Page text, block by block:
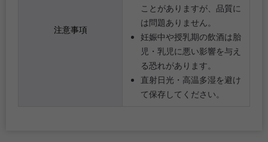
注意事項
ことがありますが、品質に
は問題ありません。
妊娠中や授乳期の飲酒は胎
児・乳児に悪い影響を与え
る恐れがあります。
直射日光・高温多湿を避け
て保存してください。